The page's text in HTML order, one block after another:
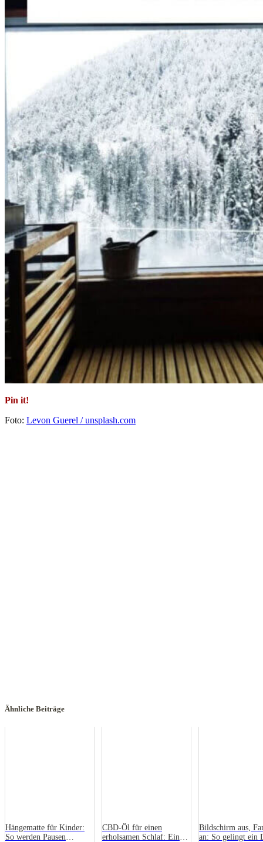
Pin it!
Foto: Levon Guerel / unsplash.com
Ähnliche Beiträge
Hängematte für Kinder:
So werden Pausen
CBD-Öl für einen
erholsamen Schlaf: Eine
Bildschirm aus,
an: So gelingt ein